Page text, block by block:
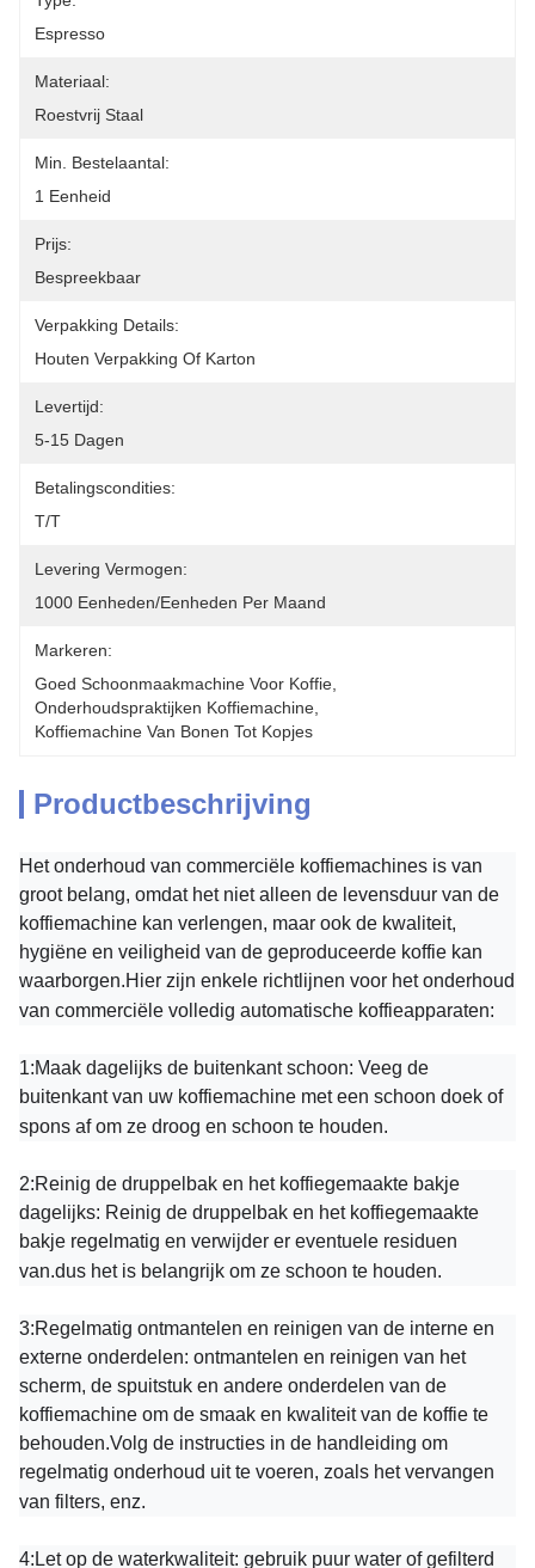
Espresso
Materiaal:
Roestvrij Staal
Min. Bestelaantal:
1 Eenheid
Prijs:
Bespreekbaar
Verpakking Details:
Houten Verpakking Of Karton
Levertijd:
5-15 Dagen
Betalingscondities:
T/T
Levering Vermogen:
1000 Eenheden/eenheden Per Maand
Markeren:
Goed Schoonmaakmachine Voor Koffie
Onderhoudspraktijken Koffiemachine
Koffiemachine Van Bonen Tot Kopjes
Productbeschrijving
Het onderhoud van commerciële koffiemachines is van
groot belang, omdat het niet alleen de levensduur van de
koffiemachine kan verlengen, maar ook de kwaliteit,
hygiëne en veiligheid van de geproduceerde koffie kan
waarborgen.Hier zijn enkele richtlijnen voor het onderhoud
van commerciële volledig automatische koffieapparaten:
1:Maak dagelijks de buitenkant schoon: Veeg de
buitenkant van uw koffiemachine met een schoon doek of
spons af om ze droog en schoon te houden.
2:Reinig de druppelbak en het koffiegemaakte bakje
dagelijks: Reinig de druppelbak en het koffiegemaakte
bakje regelmatig en verwijder er eventuele residuen
van.dus het is belangrijk om ze schoon te houden.
3:Regelmatig ontmantelen en reinigen van de interne en
externe onderdelen: ontmantelen en reinigen van het
scherm, de spuitstuk en andere onderdelen van de
koffiemachine om de smaak en kwaliteit van de koffie te
behouden.Volg de instructies in de handleiding om
regelmatig onderhoud uit te voeren, zoals het vervangen
van filters, enz.
4: Let op de waterkwaliteit: gebruik puur water of gefilterd